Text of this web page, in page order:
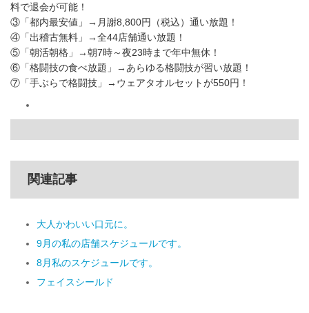
料で退会が可能！
③「都内最安値」→月謝8,800円（税込）通い放題！
④「出稽古無料」→全44店舗通い放題！
⑤「朝活朝格」→朝7時～夜23時まで年中無休！
⑥「格闘技の食べ放題」→あらゆる格闘技が習い放題！
⑦「手ぶらで格闘技」→ウェアタオルセットが550円！
関連記事
大人かわいい口元に。
9月の私の店舗スケジュールです。
8月私のスケジュールです。
フェイスシールド